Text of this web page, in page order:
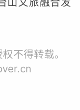
不得转载。